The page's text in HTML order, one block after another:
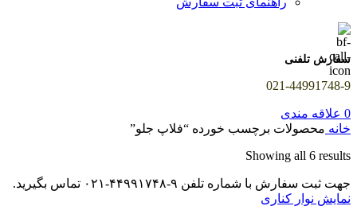
سفارش تلفنی
021-44991748-9
0 علاقه مندی
خانه محصولات برچسب خورده “فلاپ جلو”
Showing all 6 results
جهت ثبت سفارش با شماره تلفن ۹-۴۴۹۹۱۷۴۸-۰۲۱ تماس بگیرید.
نمایش نوار کناری